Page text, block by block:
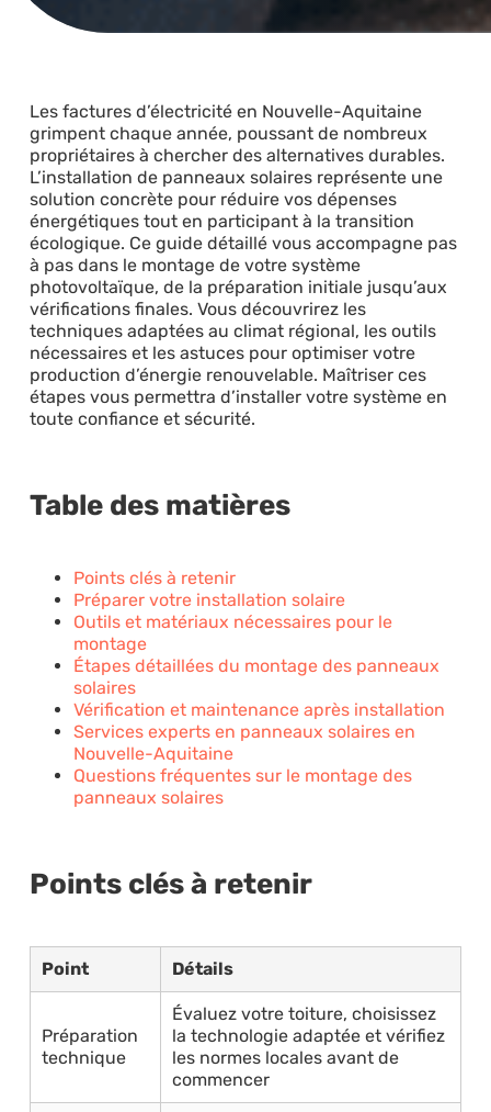
Les factures d’électricité en Nouvelle-Aquitaine
grimpent chaque année, poussant de nombreux
propriétaires à chercher des alternatives durables.
L’installation de panneaux solaires représente une
solution concrète pour réduire vos dépenses
énergétiques tout en participant à la transition
écologique. Ce guide détaillé vous accompagne pas
à pas dans le montage de votre système
photovoltaïque, de la préparation initiale jusqu’aux
vérifications finales. Vous découvrirez les
techniques adaptées au climat régional, les outils
nécessaires et les astuces pour optimiser votre
production d’énergie renouvelable. Maîtriser ces
étapes vous permettra d’installer votre système en
toute confiance et sécurité.
Table des matières
Points clés à retenir
Préparer votre installation solaire
Outils et matériaux nécessaires pour le
montage
Étapes détaillées du montage des panneaux
solaires
Vérification et maintenance après installation
Services experts en panneaux solaires en
Nouvelle-Aquitaine
Questions fréquentes sur le montage des
panneaux solaires
Points clés à retenir
Point Détails
Préparation
technique
Évaluez votre toiture, choisissez
la technologie adaptée et vérifiez
les normes locales avant de
commencer